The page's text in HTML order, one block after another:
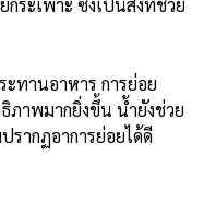
ระเพาะ ซึ่งเป็นสิ่งที่ช่วย
ทานอาหาร การย่อย
ภาพมากยิ่งขึ้น น้ำยังช่วย
รากฏอาการย่อยได้ดี